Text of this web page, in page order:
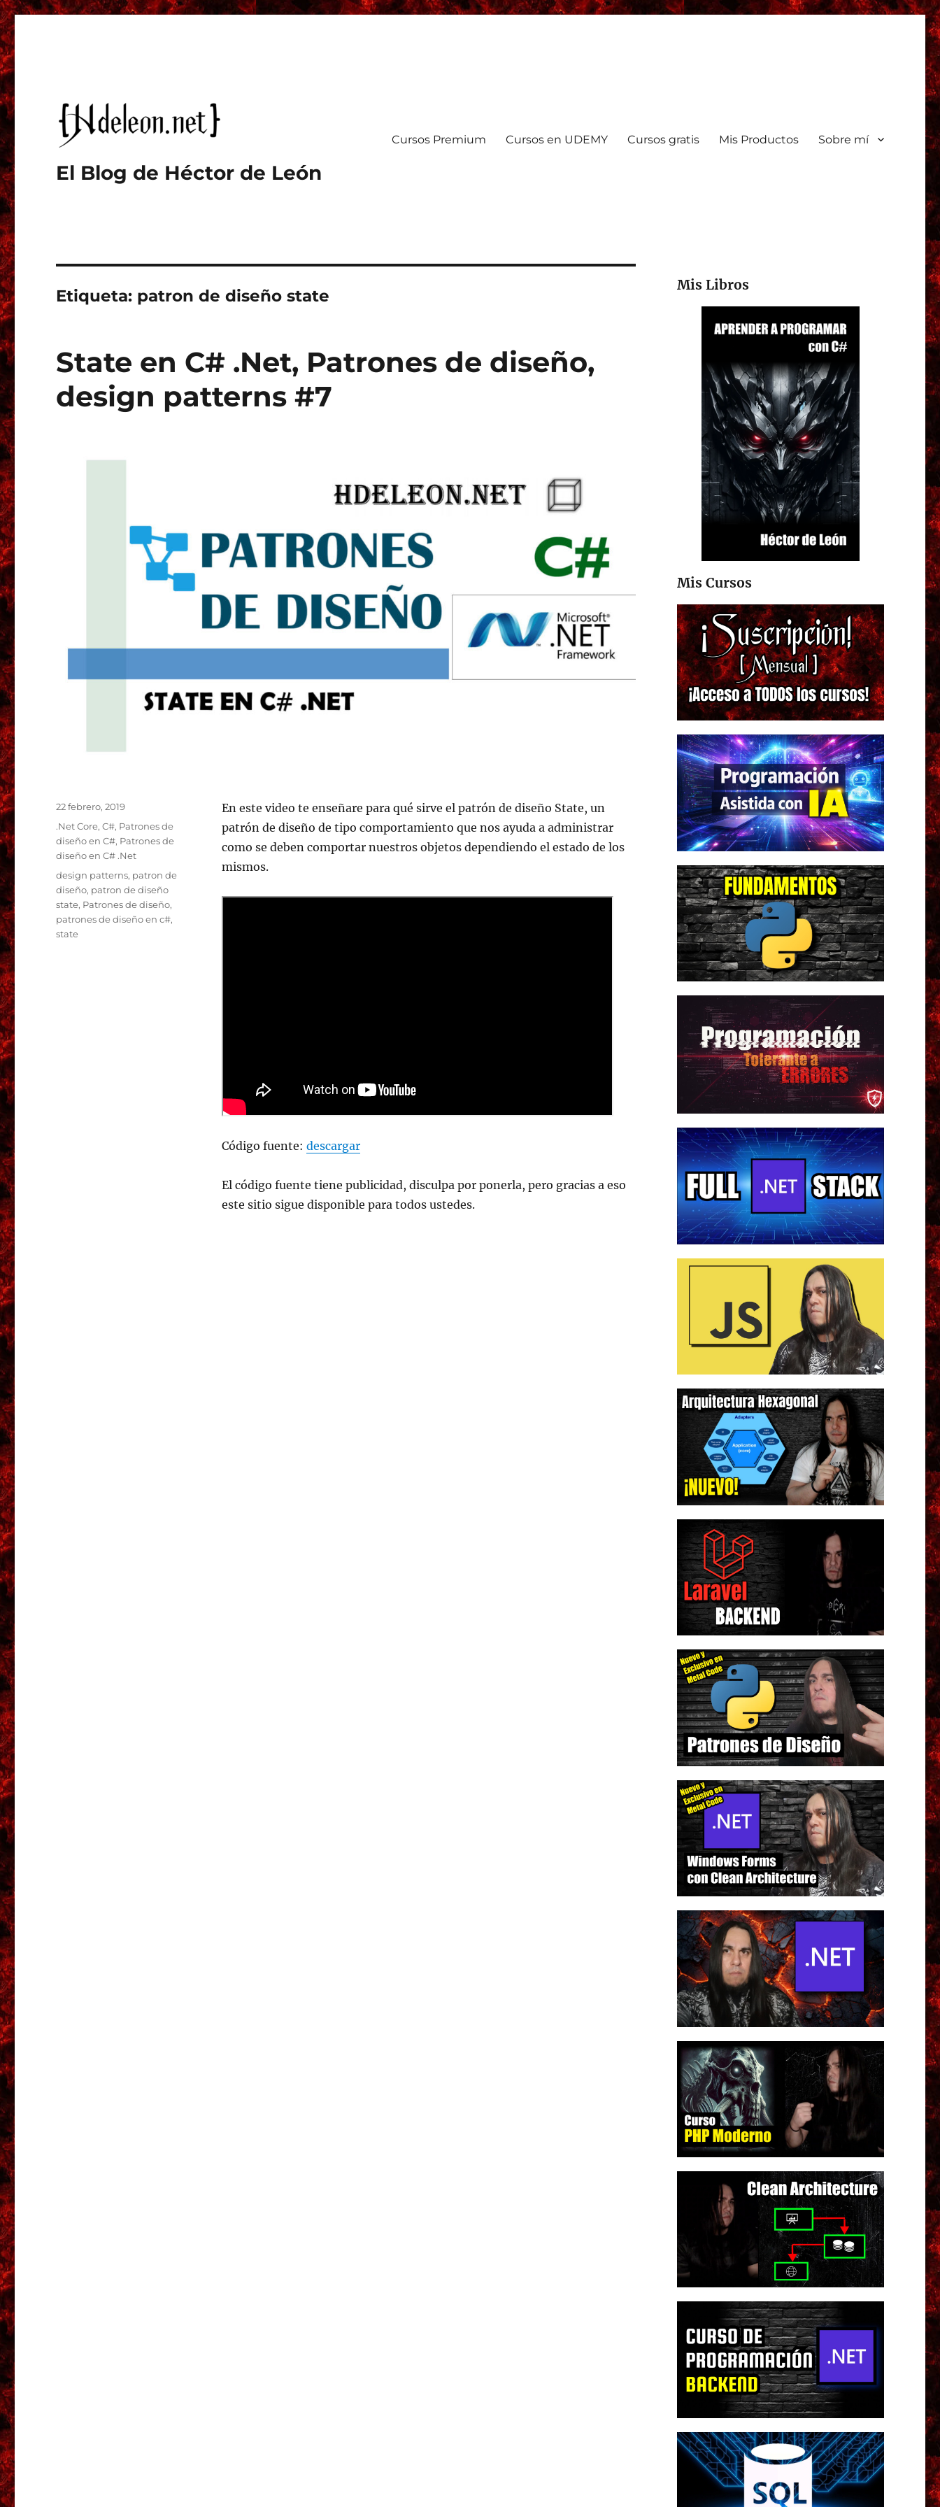
El Blog de Héctor de León
Cursos Premium Cursos en UDEMY Cursos gratis Mis Productos Sobre mí
Etiqueta: patron de diseño state
State en C# .Net, Patrones de diseño,
design patterns #7
En este video te enseñare para qué sirve el patrón de diseño State, un
patrón de diseño de tipo comportamiento que nos ayuda a administrar
como se deben comportar nuestros objetos dependiendo el estado de los
mismos.
Código fuente: descargar
El código fuente tiene publicidad, disculpa por ponerla, pero gracias a eso
este sitio sigue disponible para todos ustedes.
Publicado
22 febrero, 2019
Categorías
.Net Core,C#, Patrones de
diseño en C#, Patrones de
diseño en C# .Net
Etiquetas
design patterns, patron de
diseño, patron de diseño
state, Patrones de diseño,
patrones de diseño en c#,
state
Mis Libros
Mis Cursos